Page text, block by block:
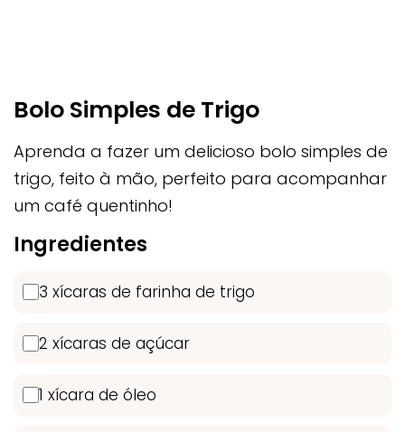
Bolo Simples de Trigo
Aprenda a fazer um delicioso bolo simples de
trigo, feito à mão, perfeito para acompanhar
um café quentinho!
Ingredientes
3 xícaras de farinha de trigo
2 xícaras de açúcar
1 xícara de óleo